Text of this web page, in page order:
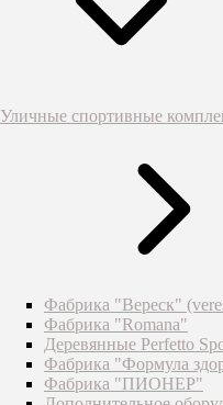
Уличные спортивные
Фабрика "Вереск"
Фабрика "Romana"
Деревянные Perfetto
Фабрика "Формула
Фабрика "ПИОНЕР"